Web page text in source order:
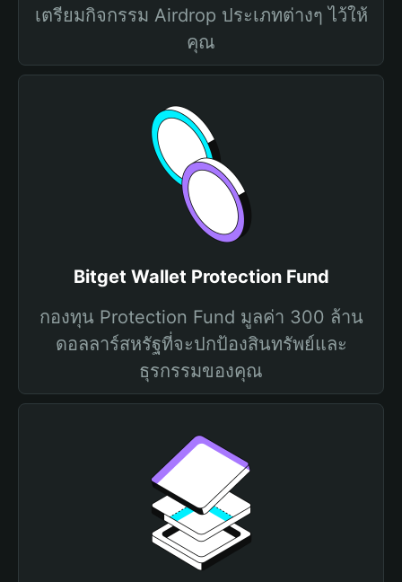
เตรียมกิจกรรม Airdrop ประเภทต่างๆ ไว้ให้
คุณ
Bitget Wallet Protection Fund
กองทุน Protection Fund มูลค่า 300 ล้าน
ดอลลาร์สหรัฐที่จะปกป้องสินทรัพย์และ
ธุรกรรมของคุณ